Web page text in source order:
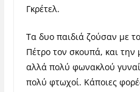
Γκρέτελ.
Τα δυο παιδιά ζούσαν με
Πέτρο τον σκουπά, και την
αλλά πολύ φωνακλού
πολύ φτωχοί. Κάποιες